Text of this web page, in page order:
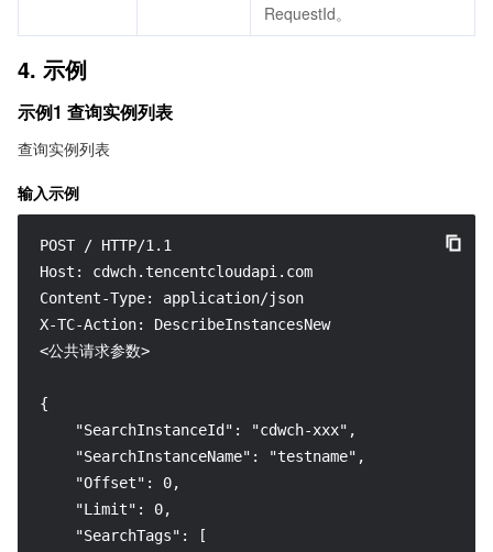
RequestId。
4. 示例
示例1 查询实例列表
查询实例列表
输入示例
POST / HTTP/1.1
Host: cdwch.tencentcloudapi.com
Content-Type: application/json
X-TC-Action: DescribeInstancesNew
<公共请求参数>
{
    "SearchInstanceId": "cdwch-xxx",
    "SearchInstanceName": "testname",
    "Offset": 0,
    "Limit": 0,
    "SearchTags": [